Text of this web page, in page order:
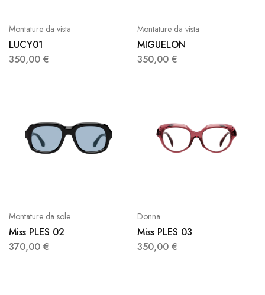
Montature da vista
LUCY01
350,00 €
Montature da vista
MIGUELON
350,00 €
Montature da sole
Miss PLES 02
370,00 €
Donna
Miss PLES 03
350,00 €